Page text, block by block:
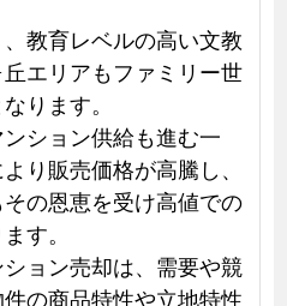
教育レベルの高い文教
エリアもファミリー世
ります。
ション供給も進む一
り販売価格が高騰し、
の恩恵を受け高値での
す。
ョン売却は、需要や競
の商品特性や立地特性